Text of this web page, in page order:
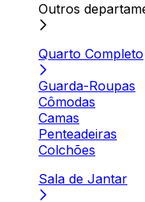
Outros
Quarto Completo
Guarda-Roupas
Cômodas
Camas
Penteadeiras
Colchões
Sala de Jantar